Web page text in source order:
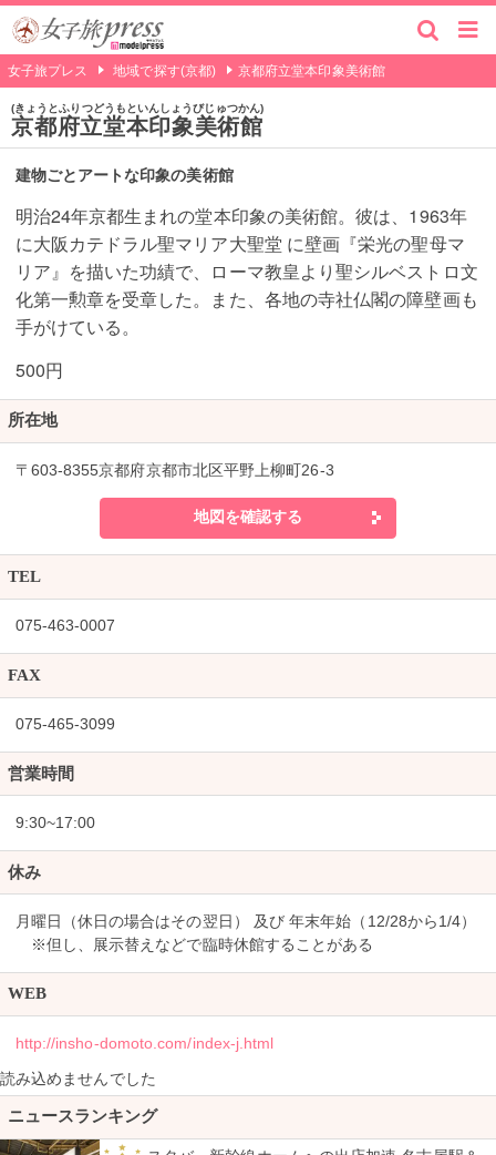
女子旅プレス 地域で探す(京都) 京都府立堂本印象美術館
京都府立堂本印象美術館
きょうとふりつどうもといんしょうびじゅつかん
建物ごとアートな印象の美術館
明治24年京都生まれの堂本印象の美術館。彼は、1963年
に大阪カテドラル聖マリア大聖堂 に壁画『栄光の聖母マ
リア』を描いた功績で、ローマ教皇より聖シルベストロ文
化第一勲章を受章した。また、各地の寺社仏閣の障壁画も
手がけている。
500円
所在地
〒603-8355京都府京都市北区平野上柳町26-3
地図を確認する
TEL
075-463-0007
FAX
075-465-3099
営業時間
9:30~17:00
休み
月曜日（休日の場合はその翌日） 及び 年末年始（12/28から1/4）
※但し、展示替えなどで臨時休館することがある
WEB
http://insho-domoto.com/index-j.html
読み込めませんでした
ニュースランキング